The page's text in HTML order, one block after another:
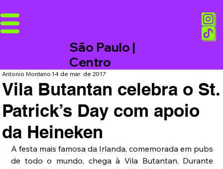
São Paulo |
Centro
Vila Butantan celebra o St.
Patrick’s Day com apoio
da Heineken
Antonio Montano14 de mar. de 2017
A festa mais famosa da Irlanda, comemorada em pubs
de todo o mundo, chega à Vila Butantan. Durante